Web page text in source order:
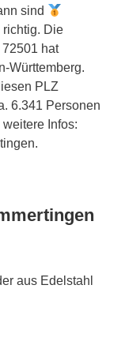
sind
richtig. Die
hat
Württemberg.
PLZ
6.341 Personen
Infos:
aus Edelstahl